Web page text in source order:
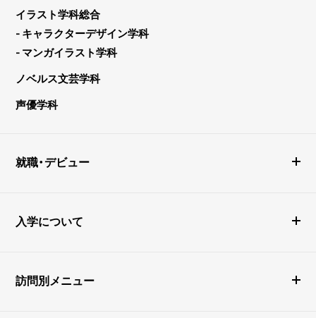
イラスト学科総合
- キャラクターデザイン学科
- マンガイラスト学科
ノベルス文芸学科
声優学科
就職・デビュー
入学について
訪問別メニュー